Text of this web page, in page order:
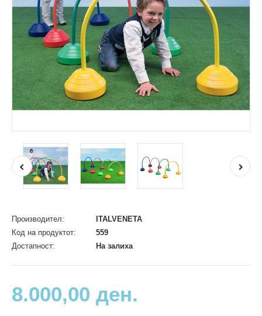
Производител:
ITALVENETA
Код на продуктот:
559
Достапност:
На залиха
8.000,00 ден.